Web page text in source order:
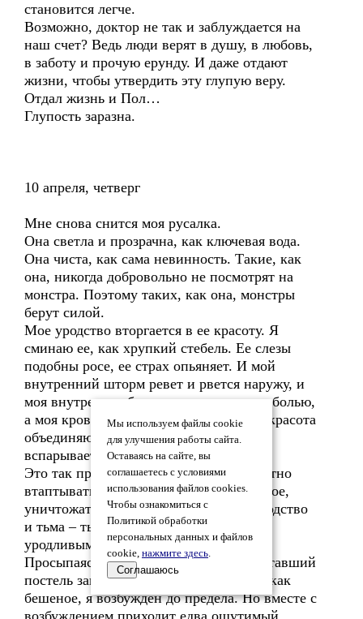
становится легче.
Возможно, доктор не так и заблуждается на
наш счет? Ведь люди верят в душу, в любовь,
в заботу и прочую ерунду. И даже отдают
жизни, чтобы утвердить эту глупую веру.
Отдал жизнь и Пол…
Глупость заразна.
10 апреля, четверг
Мне снова снится моя русалка.
Она светла и прозрачна, как ключевая вода.
Она чиста, как сама невинность. Такие, как
она, никогда добровольно не посмотрят на
монстра. Поэтому таких, как она, монстры
берут силой.
Мое уродство вторгается в ее красоту. Я
сминаю ее, как хрупкий стебель. Ее слезы
подобны росе, ее страх опьяняет. И мой
внутренний шторм ревет и рвется наружу, и
моя внутренняя боль смешивается с ее болью,
а моя кровь – с ее кровью. Уродство и красота
объединяются в одно целое, и лезвие
вспарывает бьющуюся жилку на шее.
Это так приятно, так невыразимо приятно
втаптывать в грязь чистое, рвать цельное,
уничтожать красивое. Когда вокруг уродство
и тьма – ты сам кажешься не таким
уродливым и темным…
Просыпаясь, я все еще ощущаю пропитавший
постель запах меди. Сердце колотится как
бешеное, я возбужден до предела. Но вместе с
возбуждением приходит едва ощутимый
Мы используем файлы cookie
для улучшения работы сайта.
Оставаясь на сайте, вы
соглашаетесь с условиями
использования файлов cookies.
Чтобы ознакомиться с
Политикой обработки
персональных данных и файлов
cookie, нажмите здесь.
Соглашаюсь